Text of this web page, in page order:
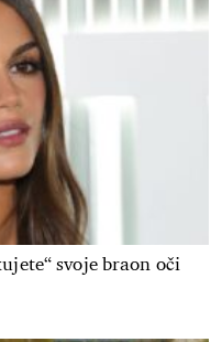
svoje braon oči